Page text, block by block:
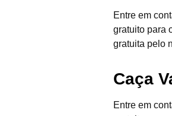
Entre em
gratuito para
gratuita pelo
Caça
Entre em